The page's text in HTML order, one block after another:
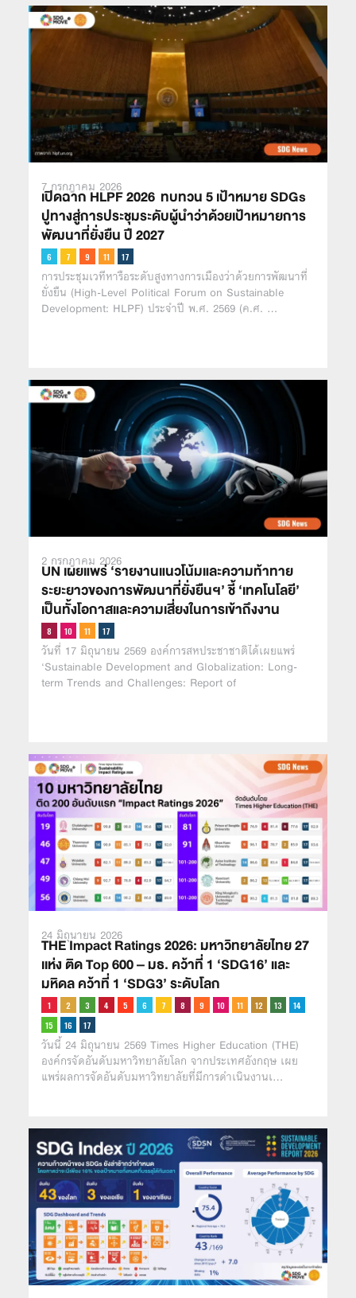
7 กรกฎาคม 2026
เปิดฉาก HLPF 2026 ทบทวน 5 เป้าหมาย SDGs
ปูทางสู่การประชุมระดับผู้นำว่าด้วยเป้าหมายการ
พัฒนาที่ยั่งยืน ปี 2027
การประชุมเวทีหารือระดับสูงทางการเมืองว่าด้วยการพัฒนาที่
ยั่งยืน (High-Level Political Forum on Sustainable
Development: HLPF) ประจำปี พ.ศ. 2569 (ค.ศ. …
2 กรกฎาคม 2026
UN เผยแพร่ ‘รายงานแนวโน้มและความท้าทาย
ระยะยาวของการพัฒนาที่ยั่งยืนฯ’ ชี้ ‘เทคโนโลยี’
เป็นทั้งโอกาสและความเสี่ยงในการเข้าถึงงาน
วันที่ 17 มิถุนายน 2569 องค์การสหประชาชาติได้เผยแพร่
‘Sustainable Development and Globalization: Long-
term Trends and Challenges: Report of
24 มิถุนายน 2026
THE Impact Ratings 2026: มหาวิทยาลัยไทย 27
เเห่ง ติด Top 600 – มธ. คว้าที่ 1 ‘SDG16’ และ
มหิดล คว้าที่ 1 ‘SDG3’ ระดับโลก
วันนี้ 24 มิถุนายน 2569 Times Higher Education (THE)
องค์กรจัดอันดับมหาวิทยาลัยโลก จากประเทศอังกฤษ เผย
แพร่ผลการจัดอันดับมหาวิทยาลัยที่มีการดำเนินงานเ…